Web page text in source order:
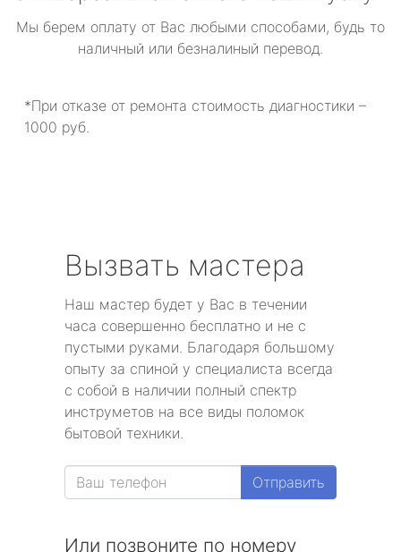
Мы берем оплату от Вас любыми способами, будь то
наличный или безналиный перевод.
*При отказе от ремонта стоимость диагностики –
1000 руб.
Вызвать мастера
Наш мастер будет у Вас в течении
часа совершенно бесплатно и не с
пустыми руками. Благодаря большому
опыту за спиной у специалиста всегда
с собой в наличии полный спектр
инструметов на все виды поломок
бытовой техники.
Отправить
Или позвоните по номеру